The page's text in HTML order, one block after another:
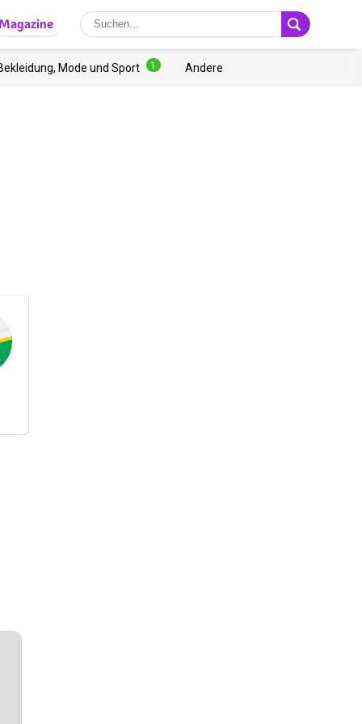
Mode und Sport 1 Andere